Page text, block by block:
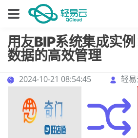
用友BIP系统集成实
数据的高效管理
2024-10-21 08:54:45 轻